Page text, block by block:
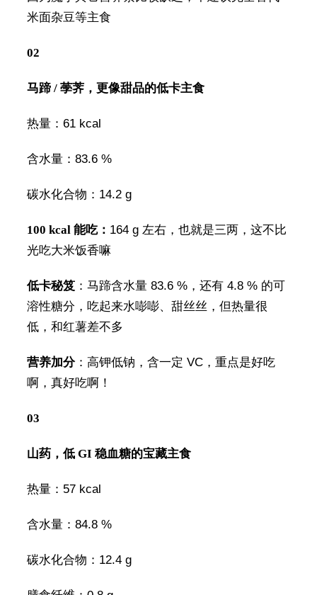
米面杂豆等主食
02
马蹄 / 荸荠，更像甜品的低卡主食
热量：61 kcal
含水量：83.6 %
碳水化合物：14.2 g
100 kcal 能吃： 164 g 左右，也就是三两，这不比
光吃大米饭香嘛
低卡秘笈：马蹄含水量 83.6 %，还有 4.8 % 的可
溶性糖分，吃起来水嘭嘭、甜丝丝，但热量很
低，和红薯差不多
营养加分：高钾低钠，含一定 VC，重点是好吃
啊，真好吃啊！
03
山药，低 GI 稳血糖的宝藏主食
热量：57 kcal
含水量：84.8 %
碳水化合物：12.4 g